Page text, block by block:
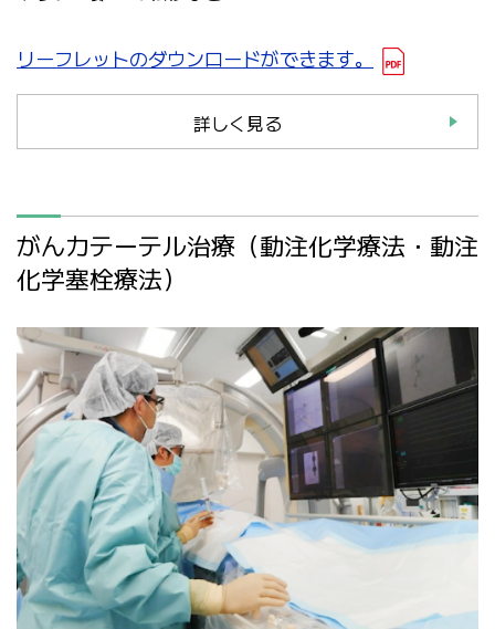
リーフレットのダウンロードができます。
詳しく見る
がんカテーテル治療（動注化学療法・動注
化学塞栓療法）